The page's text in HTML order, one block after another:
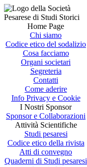
Home Page
Chi siamo
Codice etico del sodalizio
Cosa facciamo
Organi societari
Segreteria
Contatti
Come aderire
Info Privacy e Cookie
I Nostri Sponsor
Sponsor e Collaborazioni
Attività Scientifiche
Studi pesaresi
Codice etico della rivista
Atti di convegno
Quaderni di Studi pesaresi